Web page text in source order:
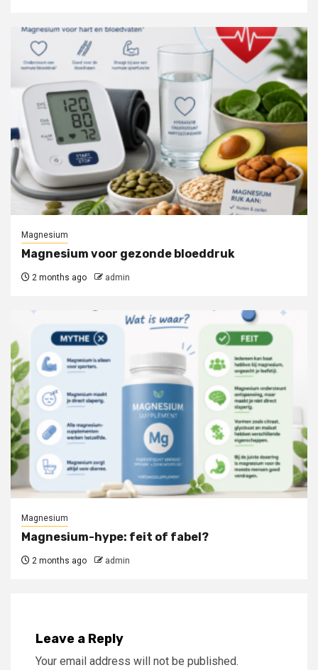
Magnesium
Magnesium voor gezonde bloeddruk
2 months ago admin
Magnesium
Magnesium-hype: feit of fabel?
2 months ago admin
Leave a Reply
Your email address will not be published.